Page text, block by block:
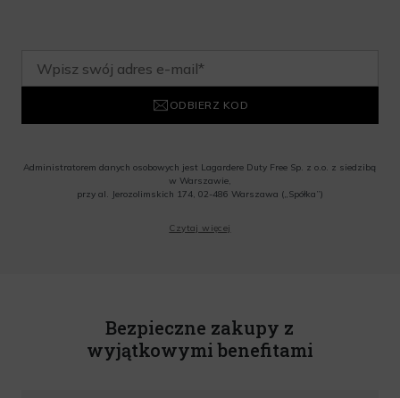
ODBIERZ KOD
Administratorem danych osobowych jest Lagardere Duty Free Sp. z o.o. z siedzibą
w Warszawie,
przy al. Jerozolimskich 174, 02-486 Warszawa („Spółka”)
o.o. informacji handlowych, w tym newslettera, informacji o promocjach i
Czytaj więcej
Bezpieczne zakupy z
wyjątkowymi benefitami